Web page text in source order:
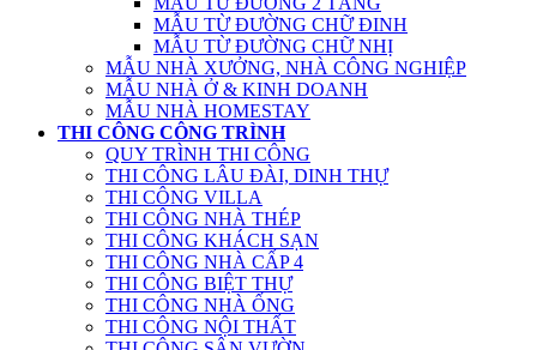
MẪU TỪ ĐƯỜNG CHỮ ĐINH
MẪU TỪ ĐƯỜNG CHỮ NHỊ
MẪU NHÀ XƯỞNG, NHÀ CÔNG NGHIỆP
MẪU NHÀ Ở & KINH DOANH
MẪU NHÀ HOMESTAY
THI CÔNG CÔNG TRÌNH
QUY TRÌNH THI CÔNG
THI CÔNG LÂU ĐÀI, DINH THỰ
THI CÔNG VILLA
THI CÔNG NHÀ THÉP
THI CÔNG KHÁCH SẠN
THI CÔNG NHÀ CẤP 4
THI CÔNG BIỆT THỰ
THI CÔNG NHÀ ỐNG
THI CÔNG NỘI THẤT